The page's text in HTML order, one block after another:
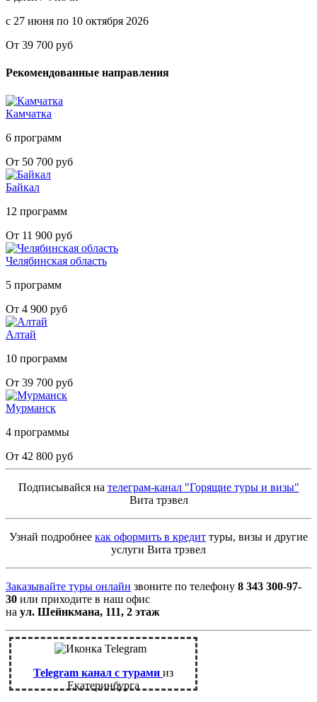
с 27 июня по 10 октября 2026
От 39 700 руб
Рекомендованные направления
Камчатка
6 программ
От 50 700 руб
Байкал
12 программ
От 11 900 руб
Челябинская область
5 программ
От 4 900 руб
Алтай
10 программ
От 39 700 руб
Мурманск
4 программы
От 42 800 руб
Подписывайся на телеграм-канал "Горящие туры и визы"
Вита трэвел
Узнай подробнее как оформить в кредит туры, визы и другие
услуги Вита трэвел
Заказывайте туры онлайн звоните по телефону 8 343 300-97-
30 или приходите в наш офис
на ул. Шейнкмана, 111, 2 этаж
Telegram канал с турами из
Екатеринбурга